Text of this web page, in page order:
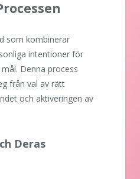
som kombinerar
intentioner för
Denna process
från val av rätt
och aktiveringen av
Deras